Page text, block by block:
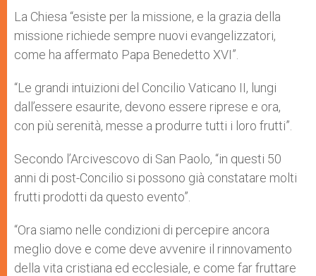
La Chiesa “esiste per la missione, e la grazia della
missione richiede sempre nuovi evangelizzatori,
come ha affermato Papa Benedetto XVI”.
“Le grandi intuizioni del Concilio Vaticano II, lungi
dall’essere esaurite, devono essere riprese e ora,
con più serenità, messe a produrre tutti i loro frutti”.
Secondo l’Arcivescovo di San Paolo, “in questi 50
anni di post-Concilio si possono già constatare molti
frutti prodotti da questo evento”.
“Ora siamo nelle condizioni di percepire ancora
meglio dove e come deve avvenire il rinnovamento
della vita cristiana ed ecclesiale, e come far fruttare